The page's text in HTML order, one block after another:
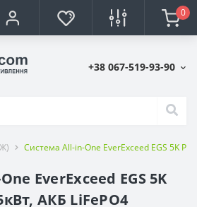
0
+38 067-519-93-90
Система All-in-One EverExceed EGS 5K
EverExceed EGS 5K
АКБ LiFePO4